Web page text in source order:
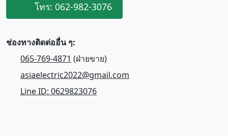
โทร: 062-982-3076
ช่องทางติดต่ออื่น ๆ:
065-769-4871 (ฝ่ายขาย)
asiaelectric2022@gmail.com
Line ID: 0629823076